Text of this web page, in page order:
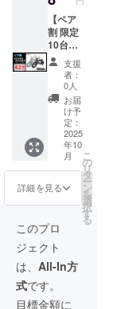
車販売
証明書
を含む
●適格請
求書発
行事業
者登録
番号：
あり ※
適格請
求書発
行事業
者登録
番号の
記載の
あるイ
ンボイ
スが必
要な場
合は、
実行者
に直接
お問合
せくだ
より出
荷時期
が遅れ
る場合
があり
ます。
●原動機
付自転
車販売
証明書
を含む
●適格請
求書発
行事業
者登録
番号：
あり ※
適格請
求書発
行事業
者登録
番号の
記載の
あるイ
組立完
成車の
お届け
はオー
プショ
ンで別
に購入
する必
要があ
りま
す。 ※
製品の
品質向
上と改
良によ
り、デ
ザイ
ン・仕
様は変
更にな
る可能
性もご
ざいま
す。
道、沖
縄、離
島在住
の方向
け）の
追加送
料は
CAMPF
IREをご
注文さ
れた
後、商
品を発
送する
一週間
前に弊
社の
ホーム
ページ
にて追
加の離
島送料
11,000
円(税込
取付け
が必要)
での送
料
23,600
円を含
んだ金
額で
す。 ※
離島の
追加送
料は別
に払う
必要が
ありま
す。 ※
組立完
成車の
お届け
はオー
プショ
ンで別
に購入
する必
アバン
ブラッ
ク
or サ
ンド
ベー
ジュ
(RHINO
Aのサ
ドル色
はブ
ラック
になり
ます。
オープ
ション
でブラ
ウン色
に変更
できま
す。) ●
一般販
売予定
価格：
ベー
ジュ (サ
ドル色
はブ
ラック
になり
ます。
オープ
ション
でブラ
ウン色
に変更
できま
す。) ●
一般販
売予定
価格：
655,600
円の
42%OF
F ※箱入
り(ハン
ドル
バーと
【ペア
割 限定
10台】
●イープ
ラスミ
ライ
RHINO
バイク
原付二
1000W
モデル
×2台 ●
カ
ラー：
アバン
ブラッ
ク
or サ
ンド
ベー
ジュ (サ
支援
者：
0人
お届
け予
定：
2025
年10
月
詳細を見る
こ
の
リ
タ
ー
ン
を
選
択
す
る
このプロ
ジェクト
は、 All-In方
式です。
目標金額に